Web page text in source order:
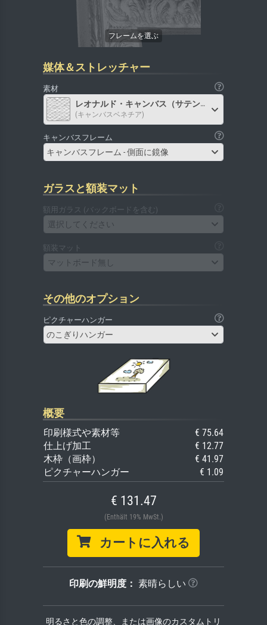
媒体＆ストレッチャー
素材
レオナルド・キャンバス（サテン）
(キャンバスベネチア)
キャンバスフレーム
キャンバスフレーム - 側面に鏡像
ガラスと額装マット
額用ガラス (バックボードを含む)
選択してください
額装マット
マットボード無し
その他のオプション
ピクチャーハンガー
のこぎりハンガー
概要
印刷様式や素材等
€ 75.64
仕上げ加工
€ 12.77
木枠（画枠）
€ 41.97
ピクチャーハンガー
€ 1.09
€ 131.47
(Enthält 19% MwSt.)
カートに入れる
印刷の鮮明度： 素晴らしい
明るさと色の調整、または画像のカスタムトリ